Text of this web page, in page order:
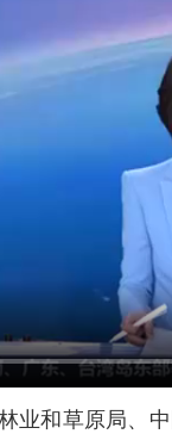
业和草原局、